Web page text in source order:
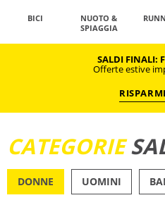
BICI
NUOTO &
SPIAGGIA
SALDI FINALI:
Offerte estive
CATEGORIE
DONNE UOMINI